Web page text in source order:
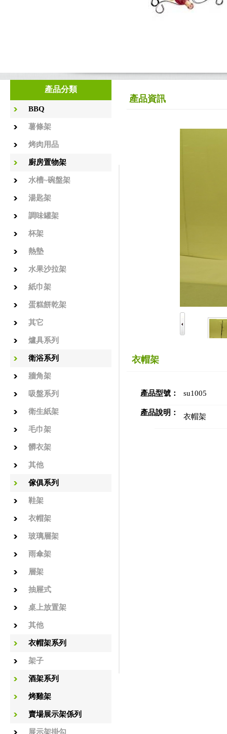
產品分類
BBQ
薯條架
烤肉用品
廚房置物架
水槽~碗盤架
湯匙架
調味罐架
杯架
熱墊
水果沙拉架
紙巾架
蛋糕餅乾架
其它
爐具系列
衛浴系列
牆角架
吸盤系列
衛生紙架
毛巾架
髒衣架
其他
傢俱系列
鞋架
衣帽架
玻璃層架
雨傘架
層架
抽屜式
桌上放置架
其他
衣帽架系列
架子
酒架系列
烤雞架
賣場展示架係列
展示架掛勾
產品資訊
衣帽架
產品型號： su1005
產品說明： 衣帽架